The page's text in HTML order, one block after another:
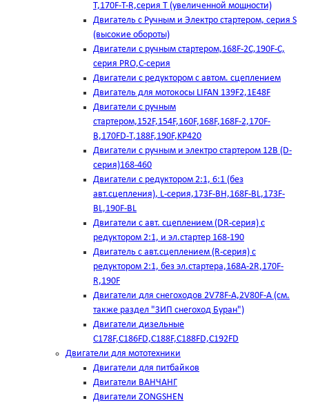
T,170F-T-R,серия Т (увеличенной мощности)
Двигатель с Ручным и Электро стартером, серия S
(высокие обороты)
Двигатели с ручным стартером,168F-2C,190F-C,
серия PRO,C-серия
Двигатели с редуктором с автом. сцеплением
Двигатель для мотокосы LIFAN 139F2,1E48F
Двигатели с ручным
стартером,152F,154F,160F,168F,168F-2,170F-
B,170FD-T,188F,190F,KP420
Двигатели с ручным и электро стартером 12В (D-
серия)168-460
Двигатели с редуктором 2:1, 6:1 (без
авт.сцепления), L-серия,173F-BH,168F-BL,173F-
BL,190F-BL
Двигатели с авт. сцеплением (DR-серия) с
редуктором 2:1, и эл.стартер 168-190
Двигатель с авт.сцеплением (R-серия) с
редуктором 2:1, без эл.стартера,168А-2R,170F-
R,190F
Двигатели для снегоходов 2V78F-A,2V80F-A (см.
также раздел "ЗИП снегоход Буран")
Двигатели дизельные
C178F,С186FD,C188F,C188FD,C192FD
Двигатели для мототехники
Двигатели для питбайков
Двигатели ВАНЧАНГ
Двигатели ZONGSHEN